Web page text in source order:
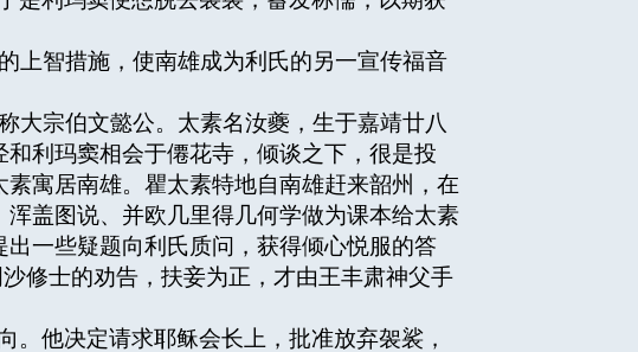
上智措施，使南雄成为利氏的另一宣传福音
宗伯文懿公。太素名汝夔，生于嘉靖廿八
利玛窦相会于僊花寺，倾谈之下，很是投
寓居南雄。瞿太素特地自南雄赶来韶州，在
盖图说、并欧几里得几何学做为课本给太素
一些疑题向利氏质问，获得倾心悦服的答
修士的劝告，扶妾为正，才由王丰肃神父手
他决定请求耶稣会长上，批准放弃袈裟，